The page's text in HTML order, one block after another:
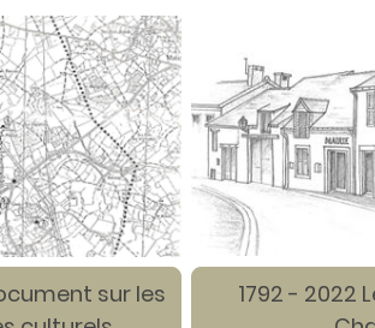
sur les
1792 - 2022